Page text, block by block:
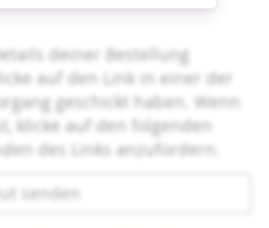
deiner Bestellung
auf den Link in einer der
geschickt haben. Wenn
klicke auf den folgenden
des Links anzufordern.
senden